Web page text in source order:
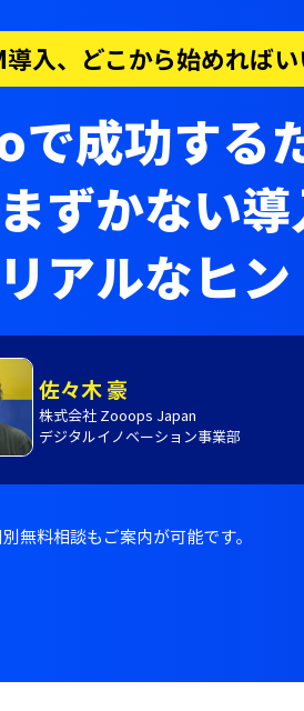
導入、どこから始めればい
成功する
ずかない
アルなヒ
佐々木 豪
株式会社 Zooops Japan
デジタルイノベーション事業部
無料相談もご案内が可能です。